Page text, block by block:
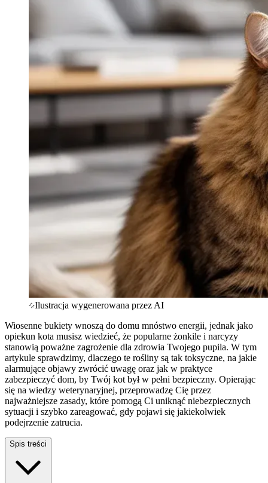
Ilustracja wygenerowana przez AI
Wiosenne bukiety wnoszą do domu mnóstwo energii, jednak jako
opiekun kota musisz wiedzieć, że popularne żonkile i narcyzy
stanowią poważne zagrożenie dla zdrowia Twojego pupila. W tym
artykule sprawdzimy, dlaczego te rośliny są tak toksyczne, na jakie
alarmujące objawy zwrócić uwagę oraz jak w praktyce
zabezpieczyć dom, by Twój kot był w pełni bezpieczny. Opierając
się na wiedzy weterynaryjnej, przeprowadzę Cię przez
najważniejsze zasady, które pomogą Ci uniknąć niebezpiecznych
sytuacji i szybko zareagować, gdy pojawi się jakiekolwiek
podejrzenie zatrucia.
Spis treści